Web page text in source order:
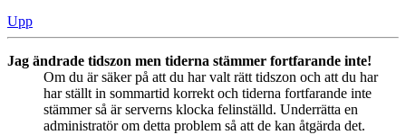
Upp
Jag ändrade tidszon men tiderna stämmer fortfarande inte!
Om du är säker på att du har valt rätt tidszon och att du har
har ställt in sommartid korrekt och tiderna fortfarande inte
stämmer så är serverns klocka felinställd. Underrätta en
administratör om detta problem så att de kan åtgärda det.